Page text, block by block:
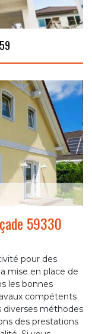
59330
pour des
mise en place de
les bonnes
compétents
diverses méthodes
des prestations